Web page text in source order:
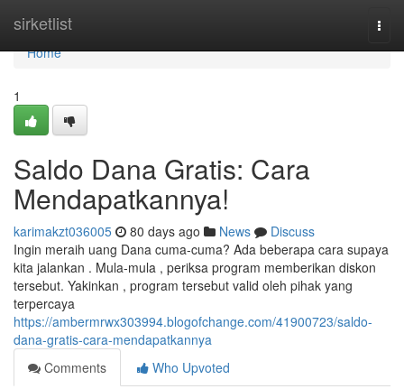
sirketlist
Home
Home
1
Saldo Dana Gratis: Cara
Mendapatkannya!
karimakzt036005 80 days ago News
Discuss
Ingin meraih uang Dana cuma-cuma? Ada beberapa cara supaya
kita jalankan . Mula-mula , periksa program memberikan diskon
tersebut. Yakinkan , program tersebut valid oleh pihak yang
terpercaya
https://ambermrwx303994.blogofchange.com/41900723/saldo-
dana-gratis-cara-mendapatkannya
Comments
Who Upvoted